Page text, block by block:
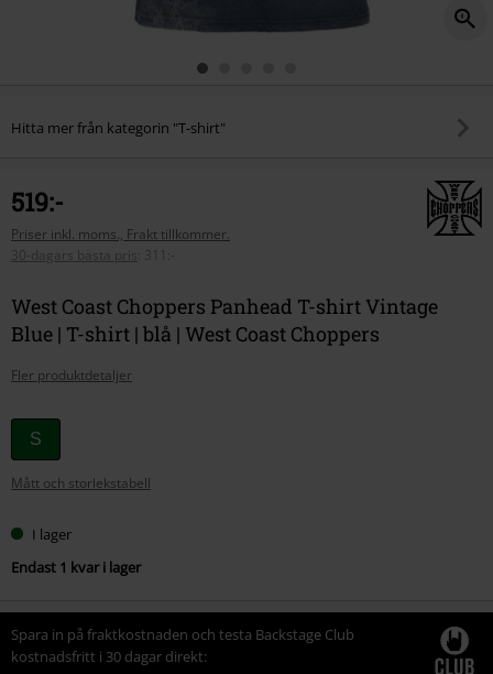
Hitta mer från kategorin "T-shirt"
519:-
Priser inkl. moms., Frakt tillkommer.
30-dagars bästa pris
311:-
West Coast Choppers Panhead T-shirt Vintage
Blue | T-shirt | blå | West Coast Choppers
Fler produktdetaljer
Välj
din
storlek
S
Mått och storlekstabell
I lager
Endast 1 kvar i lager
Spara in på fraktkostnaden och testa Backstage Club
kostnadsfritt i 30 dagar direkt: